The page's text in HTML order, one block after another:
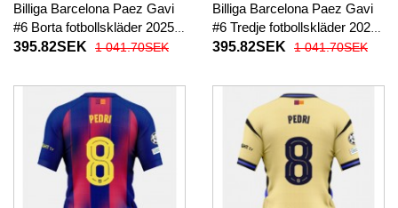
Billiga Barcelona Paez Gavi
#6 Borta fotbollskläder 2025-
26 Kortärmad
395.82SEK 1 041.70SEK
Billiga Barcelona Paez Gavi
#6 Tredje fotbollskläder 2025-
26 Kortärmad
395.82SEK 1 041.70SEK